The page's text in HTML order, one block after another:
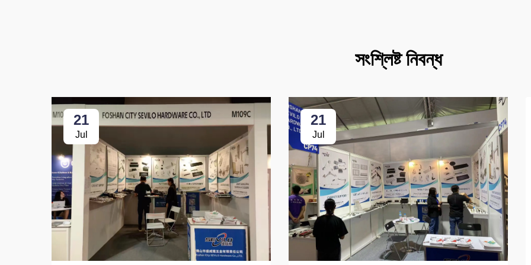
সংশ্লিষ্ট নিবন্ধ
21
Jul
21
Jul